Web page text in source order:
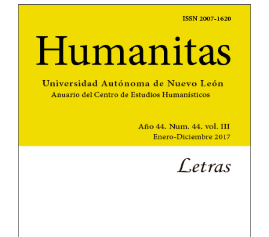
Barra
lateral
del
artículo